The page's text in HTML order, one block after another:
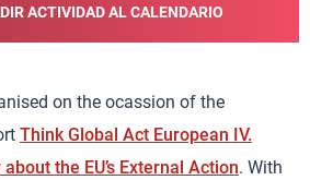
ACTIVIDAD AL CALENDARIO
on the ocassion of the
Think Global Act European IV.
the EU’s External Action. With